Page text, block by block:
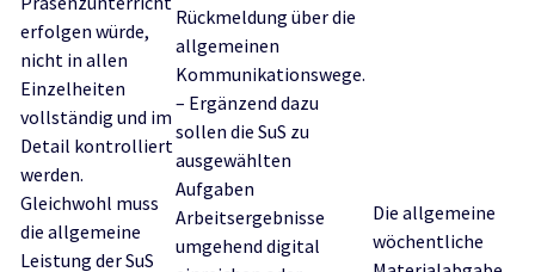
erfolgen würde,
nicht in allen
Einzelheiten
vollständig und im
Detail kontrolliert
werden.
Gleichwohl muss
die allgemeine
Leistung der SuS
Rückmeldung über die
allgemeinen
Kommunikationswege.
– Ergänzend dazu
sollen die SuS zu
ausgewählten
Aufgaben
Arbeitsergebnisse
umgehend digital
Die allgemeine
wöchentliche